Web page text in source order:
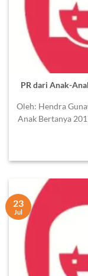
PR dari Anak-
Oleh: Hendra
Anak Bertanya
23
Jul